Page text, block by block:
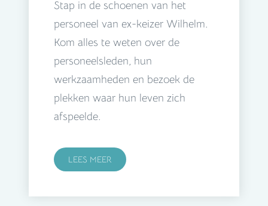
Stap in de schoenen van het
personeel van ex-keizer Wilhelm.
Kom alles te weten over de
personeelsleden, hun
werkzaamheden en bezoek de
plekken waar hun leven zich
afspeelde.
LEES MEER